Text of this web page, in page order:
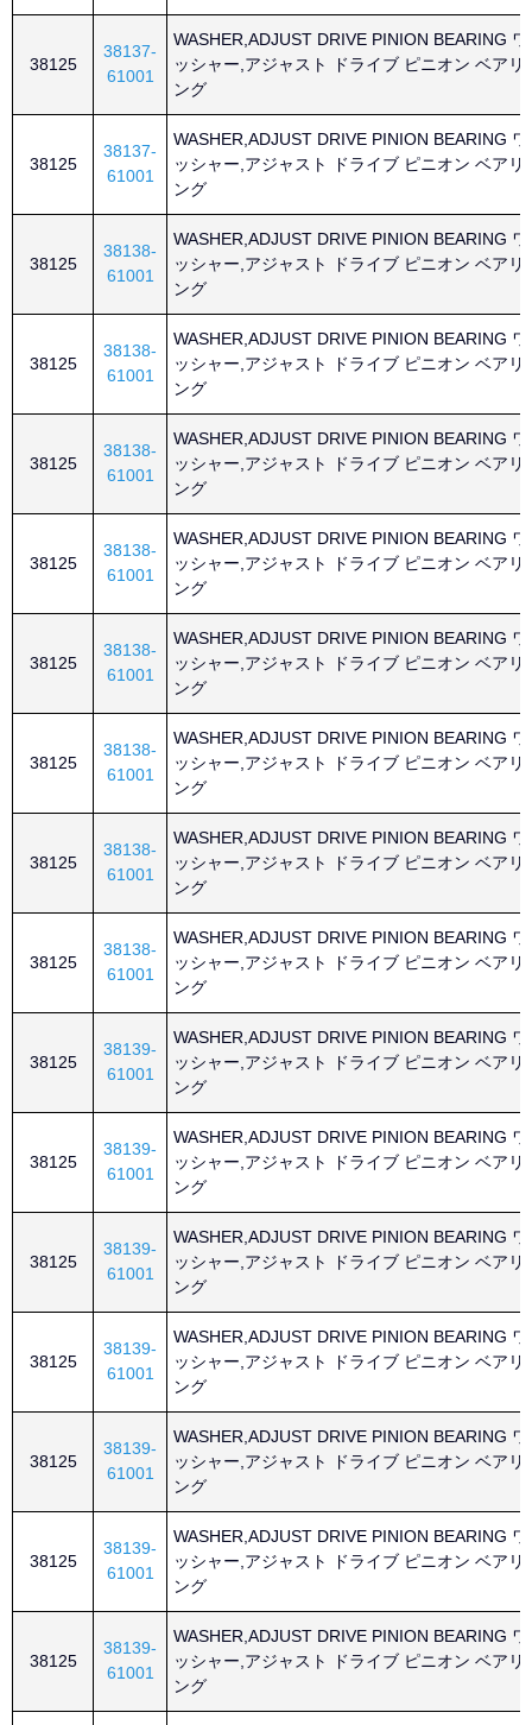
38125
38137-
61001
WASHER,ADJUST DRIVE PINION BEARING ワ
ッシャー,アジャスト ドライブ ピニオン ベアリ
ング
38125
38137-
61001
WASHER,ADJUST DRIVE PINION BEARING ワ
ッシャー,アジャスト ドライブ ピニオン ベアリ
ング
38125
38138-
61001
WASHER,ADJUST DRIVE PINION BEARING ワ
ッシャー,アジャスト ドライブ ピニオン ベアリ
ング
38125
38138-
61001
WASHER,ADJUST DRIVE PINION BEARING ワ
ッシャー,アジャスト ドライブ ピニオン ベアリ
ング
38125
38138-
61001
WASHER,ADJUST DRIVE PINION BEARING ワ
ッシャー,アジャスト ドライブ ピニオン ベアリ
ング
38125
38138-
61001
WASHER,ADJUST DRIVE PINION BEARING ワ
ッシャー,アジャスト ドライブ ピニオン ベアリ
ング
38125
38138-
61001
WASHER,ADJUST DRIVE PINION BEARING ワ
ッシャー,アジャスト ドライブ ピニオン ベアリ
ング
38125
38138-
61001
WASHER,ADJUST DRIVE PINION BEARING ワ
ッシャー,アジャスト ドライブ ピニオン ベアリ
ング
38125
38138-
61001
WASHER,ADJUST DRIVE PINION BEARING ワ
ッシャー,アジャスト ドライブ ピニオン ベアリ
ング
38125
38138-
61001
WASHER,ADJUST DRIVE PINION BEARING ワ
ッシャー,アジャスト ドライブ ピニオン ベアリ
ング
38125
38139-
61001
WASHER,ADJUST DRIVE PINION BEARING ワ
ッシャー,アジャスト ドライブ ピニオン ベアリ
ング
38125
38139-
61001
WASHER,ADJUST DRIVE PINION BEARING ワ
ッシャー,アジャスト ドライブ ピニオン ベアリ
ング
38125
38139-
61001
WASHER,ADJUST DRIVE PINION BEARING ワ
ッシャー,アジャスト ドライブ ピニオン ベアリ
ング
38125
38139-
61001
WASHER,ADJUST DRIVE PINION BEARING ワ
ッシャー,アジャスト ドライブ ピニオン ベアリ
ング
38125
38139-
61001
WASHER,ADJUST DRIVE PINION BEARING ワ
ッシャー,アジャスト ドライブ ピニオン ベアリ
ング
38125
38139-
61001
WASHER,ADJUST DRIVE PINION BEARING ワ
ッシャー,アジャスト ドライブ ピニオン ベアリ
ング
38125
38139-
61001
WASHER,ADJUST DRIVE PINION BEARING ワ
ッシャー,アジャスト ドライブ ピニオン ベアリ
ング